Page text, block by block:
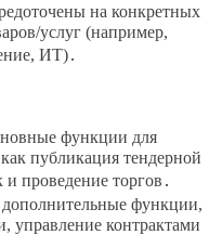
на конкретных
услуг (например,
ИТ)․
функции для
публикация тендерной
проведение торгов․
функции,
управление контрактами